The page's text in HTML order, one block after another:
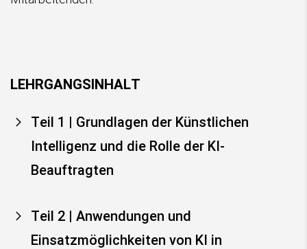
LEHRGANGSINHALT
Teil 1 | Grundlagen der Künstlichen
Intelligenz und die Rolle der KI-
Beauftragten
Teil 2 | Anwendungen und
Einsatzmöglichkeiten von KI in